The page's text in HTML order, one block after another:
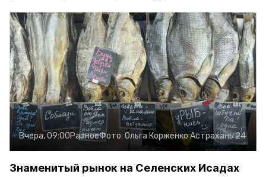
Вчера, 09:00РазноеФото: Ольга КорженкоАстрахань 24
Знаменитый рынок на Селенских Исадах